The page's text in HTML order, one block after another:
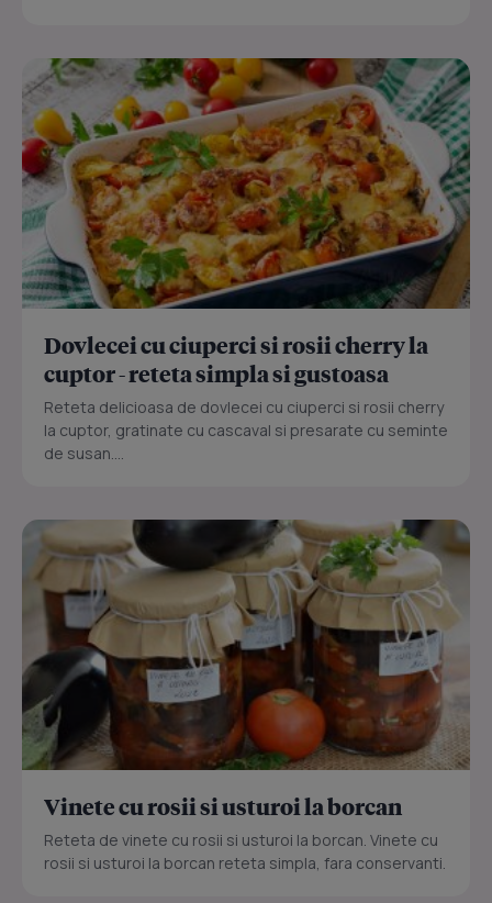
Dovlecei cu ciuperci si rosii cherry la
cuptor - reteta simpla si gustoasa
Reteta delicioasa de dovlecei cu ciuperci si rosii cherry
la cuptor, gratinate cu cascaval si presarate cu seminte
de susan....
Vinete cu rosii si usturoi la borcan
Reteta de vinete cu rosii si usturoi la borcan. Vinete cu
rosii si usturoi la borcan reteta simpla, fara conservanti.